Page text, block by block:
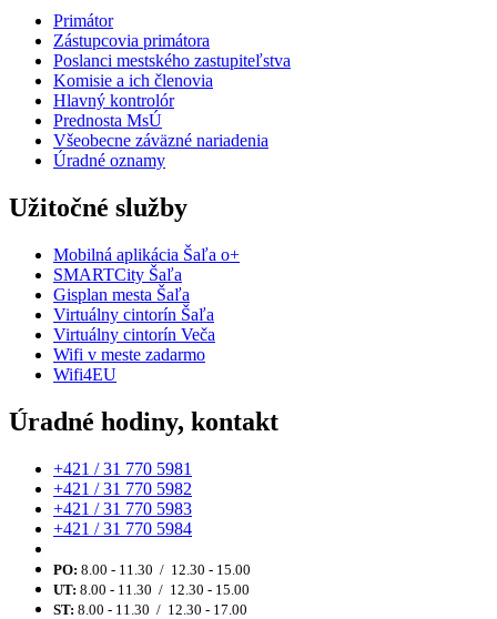
Primátor
Zástupcovia primátora
Poslanci mestského zastupiteľstva
Komisie a ich členovia
Hlavný kontrolór
Prednosta MsÚ
Všeobecne záväzné nariadenia
Úradné oznamy
Užitočné služby
Mobilná aplikácia Šaľa o+
SMARTCity Šaľa
Gisplan mesta Šaľa
Virtuálny cintorín Šaľa
Virtuálny cintorín Veča
Wifi v meste zadarmo
Wifi4EU
Úradné hodiny, kontakt
+421 / 31 770 5981
+421 / 31 770 5982
+421 / 31 770 5983
+421 / 31 770 5984
PO: 8.00 - 11.30 / 12.30 - 15.00
UT: 8.00 - 11.30 / 12.30 - 15.00
ST: 8.00 - 11.30 / 12.30 - 17.00